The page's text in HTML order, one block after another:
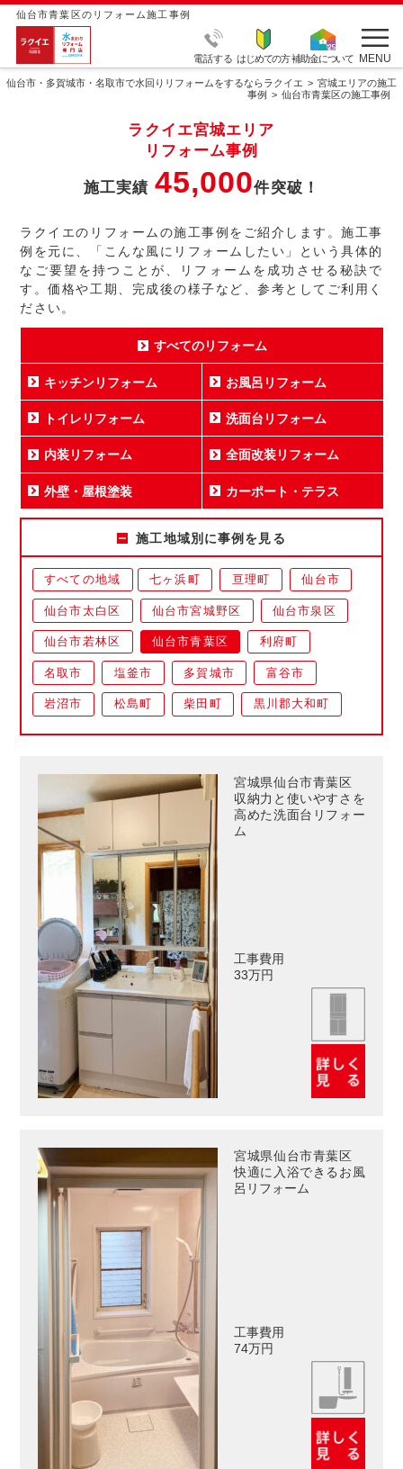
仙台市青葉区のリフォーム施工事例
電話する はじめての方補助金について MENU
仙台市・多賀城市・名取市で水回りリフォームをするならラクイエ
宮城エリアの施工
事例
仙台市青葉区の施工事例
ラクイエ宮城エリア
リフォーム事例
施工実績 45,000件突破！
ラクイエのリフォームの施工事例をご紹介します。施工事
例を元に、「こんな風にリフォームしたい」という具体的
なご要望を持つことが、リフォームを成功させる秘訣で
す。価格や工期、完成後の様子など、参考としてご利用く
ださい。
すべてのリフォーム
キッチンリフォーム お風呂リフォーム
トイレリフォーム 洗面台リフォーム
内装リフォーム 全面改装リフォーム
外壁・屋根塗装 カーポート・テラス
施工地域別に事例を見る
すべての地域 七ヶ浜町 亘理町 仙台市
仙台市太白区 仙台市宮城野区 仙台市泉区
仙台市若林区 仙台市青葉区 利府町
名取市 塩釜市 多賀城市 富谷市
岩沼市 松島町 柴田町 黒川郡大和町
宮城県仙台市青葉区
収納力と使いやすさを
高めた洗面台リフォー
ム
工事費用
33万円
宮城県仙台市青葉区
快適に入浴できるお風
呂リフォーム
工事費用
74万円